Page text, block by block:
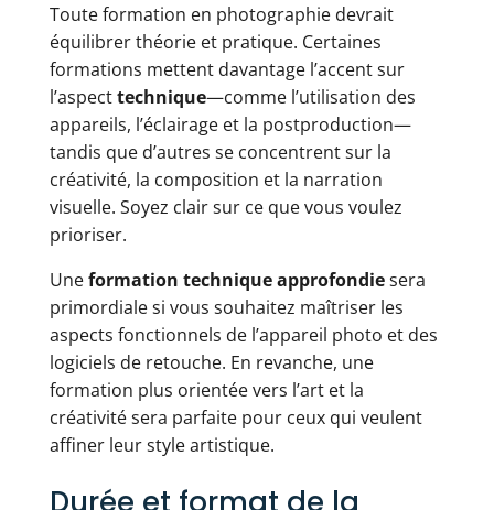
Toute formation en photographie devrait
équilibrer théorie et pratique. Certaines
formations mettent davantage l’accent sur
l’aspecttechnique—comme l’utilisation des
appareils, l’éclairage et la postproduction—
tandis que d’autres se concentrent sur la
créativité, la composition et la narration
visuelle. Soyez clair sur ce que vous voulez
prioriser.
Uneformation technique approfondiesera
primordiale si vous souhaitez maîtriser les
aspects fonctionnels de l’appareil photo et des
logiciels de retouche. En revanche, une
formation plus orientée vers l’art et la
créativité sera parfaite pour ceux qui veulent
affiner leur style artistique.